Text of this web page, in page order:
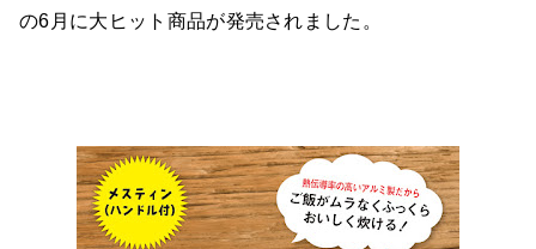
の6月に大ヒット商品が発売されました。